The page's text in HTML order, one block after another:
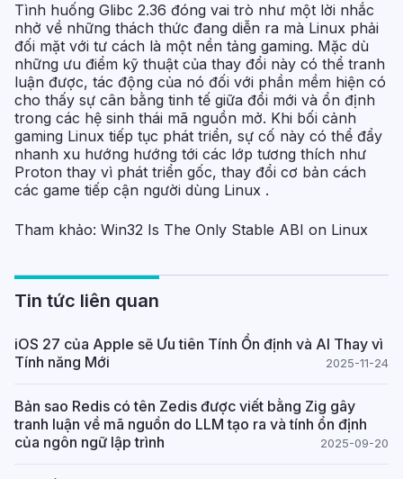
Tình huống Glibc 2.36 đóng vai trò như một lời nhắc
nhở về những thách thức đang diễn ra mà Linux phải
đối mặt với tư cách là một nền tảng gaming. Mặc dù
những ưu điểm kỹ thuật của thay đổi này có thể tranh
luận được, tác động của nó đối với phần mềm hiện có
cho thấy sự cân bằng tinh tế giữa đổi mới và ổn định
trong các hệ sinh thái mã nguồn mở. Khi bối cảnh
gaming Linux tiếp tục phát triển, sự cố này có thể đẩy
nhanh xu hướng hướng tới các lớp tương thích như
Proton thay vì phát triển gốc, thay đổi cơ bản cách
các game tiếp cận người dùng Linux .
Tham khảo: Win32 Is The Only Stable ABI on Linux
Tin tức liên quan
iOS 27 của Apple sẽ Ưu tiên Tính Ổn định và AI Thay vì
Tính năng Mới
2025-11-24
Bản sao Redis có tên Zedis được viết bằng Zig gây
tranh luận về mã nguồn do LLM tạo ra và tính ổn định
của ngôn ngữ lập trình
2025-09-20